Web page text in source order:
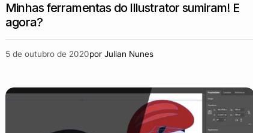
Minhas ferramentas do Illustrator sumiram! E
agora?
5 de outubro de 2020por Julian Nunes